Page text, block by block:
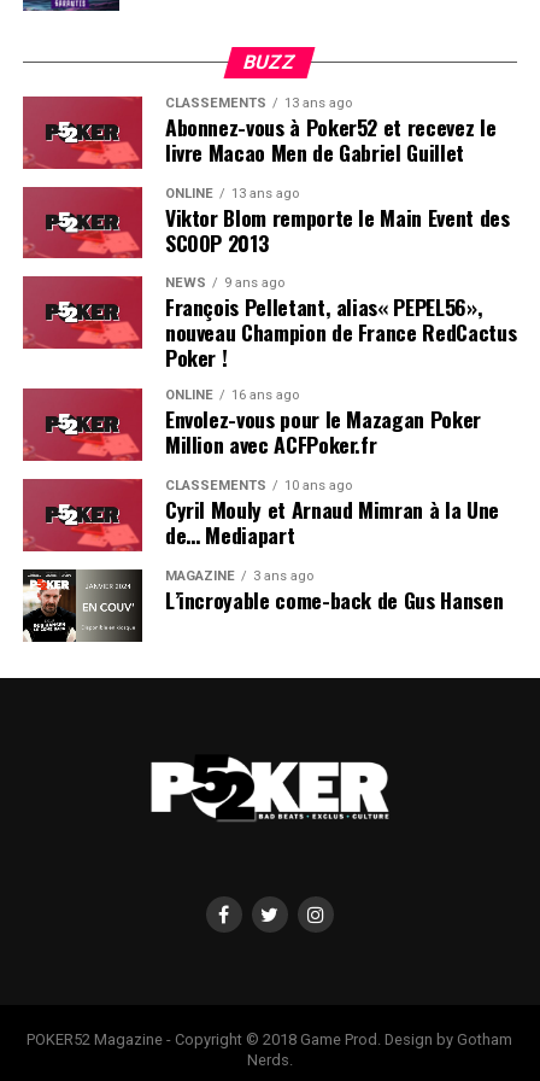
Soleau à gauche, sorti par Logghe au centre
BUZZ
CLASSEMENTS 13 ans ago
Abonnez-vous à Poker52 et recevez le
livre Macao Men de Gabriel Guillet
ONLINE 13 ans ago
Viktor Blom remporte le Main Event des
SCOOP 2013
NEWS 9 ans ago
François Pelletant, alias« PEPEL56»,
nouveau Champion de France RedCactus
Poker !
ONLINE 16 ans ago
Envolez-vous pour le Mazagan Poker
Million avec ACFPoker.fr
CLASSEMENTS 10 ans ago
Cyril Mouly et Arnaud Mimran à la Une
de… Mediapart
MAGAZINE 3 ans ago
L’incroyable come-back de Gus Hansen
POKER52 Magazine - Copyright © 2018 Game Prod. Design by Gotham
Nerds.